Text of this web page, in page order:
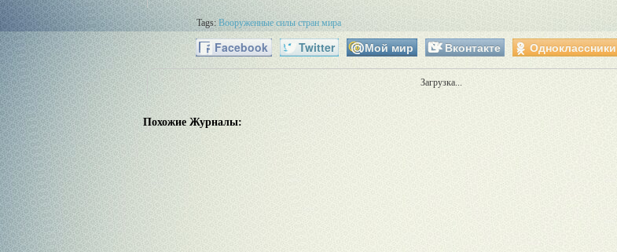
Tags:Вооруженные силы стран мира
Facebook Twitter Мой мир Вконтакте Одноклассники
Загрузка...
Похожие Журналы: